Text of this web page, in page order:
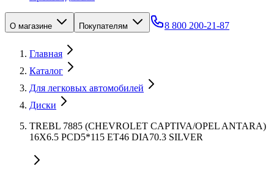
О магазине Покупателям 8 800 200-21-87
Главная
Каталог
Для легковых автомобилей
Диски
TREBL 7885 (CHEVROLET CAPTIVA/OPEL ANTARA)
16X6.5 PCD5*115 ET46 DIA70.3 SILVER